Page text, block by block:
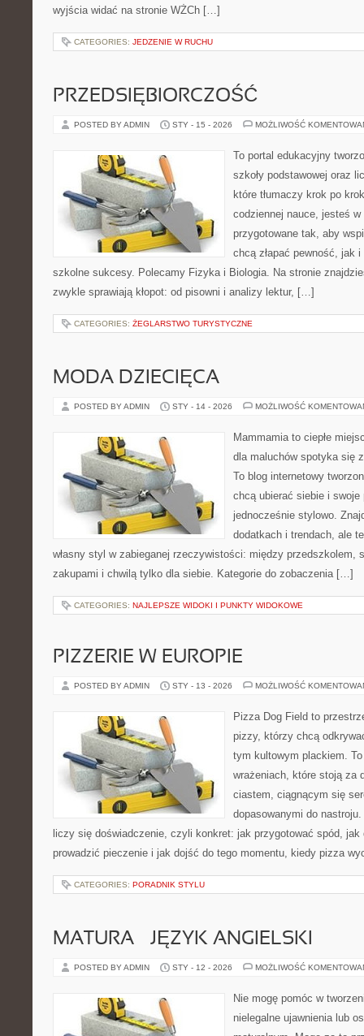
wyjścia widać na stronie WŻCh […]
CATEGORIES: JEDZENIE W RUCHU
PRZEDSIĘBIORCZOŚĆ
POSTED BY ADMIN STY - 15 - 2026 MOŻLIWOŚĆ
To portal edukacyjny
szkoły podstawowej oraz
które tłumaczy krok po
codziennej nauce, jesteś
przygotowane tak, aby
chcą złapać pewność, jak
szkolne sukcesy. Polecamy Fizyka i Biologia. Na stronie
zwykle sprawiają kłopot: od pisowni i analizy lektur, […]
CATEGORIES: ŻEGLARSTWO TURYSTYCZNE
MODA DZIECIĘCA
POSTED BY ADMIN STY - 14 - 2026 MOŻLIWOŚĆ
Mammamia to ciepłe
dla maluchów spotyka się
To blog internetowy
chcą ubierać siebie i
jednocześnie stylowo.
dodatkach i trendach, ale
własny styl w zabieganej rzeczywistości: między przedszkolem,
zakupami i chwilą tylko dla siebie. Kategorie do zobaczenia […]
CATEGORIES: NAJLEPSZE WIDOKI I PUNKTY WIDOKOWE
PIZZERIE W EUROPIE
POSTED BY ADMIN STY - 13 - 2026 MOŻLIWOŚĆ
Pizza Dog Field to
pizzy, którzy chcą
tym kultowym plackiem.
wrażeniach, które stoją za
ciastem, ciągnącym się
dopasowanymi do
liczy się doświadczenie, czyli konkret: jak przygotować spód, jak
prowadzić pieczenie i jak dojść do tego momentu, kiedy pizza
CATEGORIES: PORADNIK STYLU
MATURA – JĘZYK ANGIELSKI
POSTED BY ADMIN STY - 12 - 2026 MOŻLIWOŚĆ
Nie mogę pomóc w
nielegalne ujawnienia lub